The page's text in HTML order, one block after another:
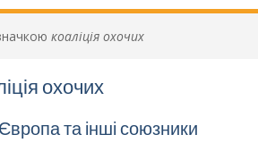
коаліція охочих
охочих
та інші союзники